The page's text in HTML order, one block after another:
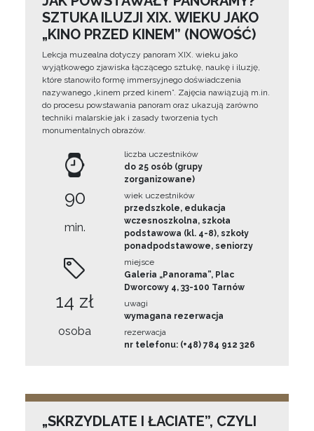
SZTUKA ILUZJI XIX. WIEKU JAKO
„KINO PRZED KINEM” (NOWOŚĆ)
Lekcja muzealna dotyczy panoram XIX. wieku jako
wyjątkowego zjawiska łączącego sztukę, naukę i iluzję,
które stanowiło formę immersyjnego doświadczenia
nazywanego „kinem przed kinem”. Zajęcia nawiązują m.in.
do procesu powstawania panoram oraz ukazują zarówno
techniki malarskie jak i zasady tworzenia tych
monumentalnych obrazów.
90
min.
14 zł
osoba
liczba uczestników
do 25 osób (grupy
zorganizowane)
wiek uczestników
przedszkole, edukacja
wczesnoszkolna, szkoła
podstawowa (kl. 4-8), szkoły
ponadpodstawowe, seniorzy
miejsce
Galeria „Panorama”, Plac
Dworcowy 4, 33-100 Tarnów
uwagi
wymagana rezerwacja
rezerwacja
nr telefonu: (+48) 784 912 326
„SKRZYDLATE I ŁACIATE”, CZYLI